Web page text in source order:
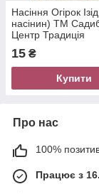
Насіння Огірок
насінин) ТМ
Центр Традиція
15 ₴
Купити
Про нас
100%
Працює з